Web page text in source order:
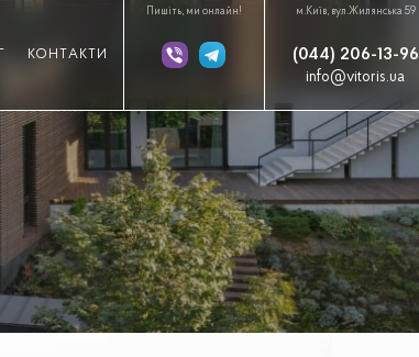
КОНТАКТИ
Пишіть, ми онлайн! м.Київ, вул.Жилянська 59
(044) 206-13-96
info@vitoris.ua